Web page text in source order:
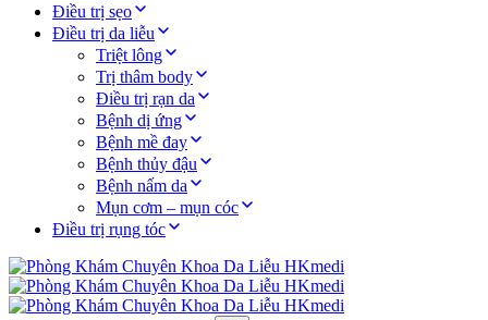
Điều trị sẹo
Điều trị da liễu
Triệt lông
Trị thâm body
Điều trị rạn da
Bệnh dị ứng
Bệnh mề đay
Bệnh thủy đậu
Bệnh nấm da
Mụn cơm – mụn cóc
Điều trị rụng tóc